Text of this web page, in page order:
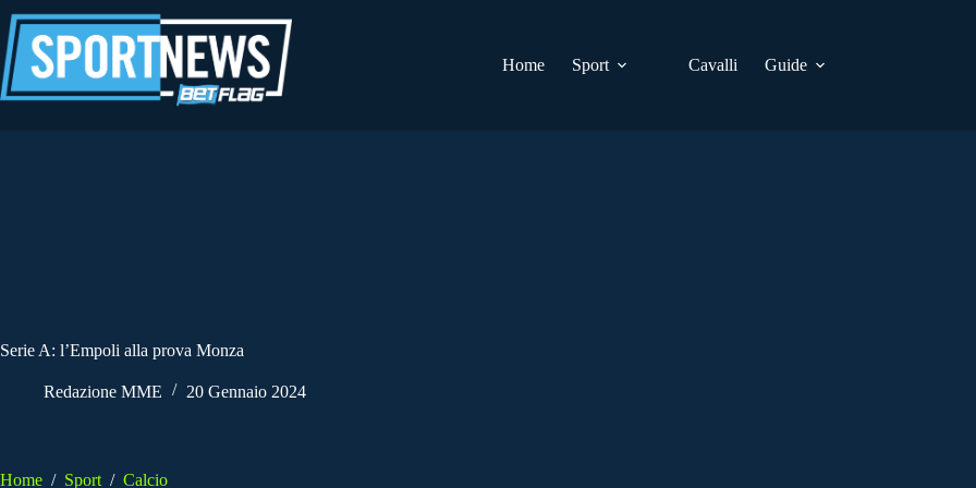
al
contenuto
Home
Sport Cavalli Guide
Serie A: l’Empoli alla prova Monza
Redazione MME 20 Gennaio 2024
Home / Sport / Calcio